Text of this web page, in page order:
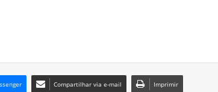
Compartilhar via e-mail Imprimir